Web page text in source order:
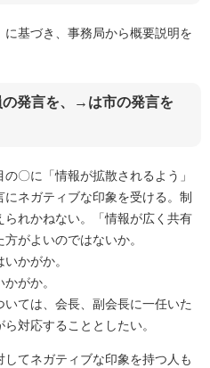
に基づき、事務局から概要説明を
の発言を、→は市の発言を
〇に「情報が拡散されるよう」
ネガティブな印象を受ける。制
れかねない。「情報が広く共有
がよいのではないか。
かがか。
がか。
ては、会長、副会長に一任いた
対応することとしたい。
てネガティブな印象を持つ人も